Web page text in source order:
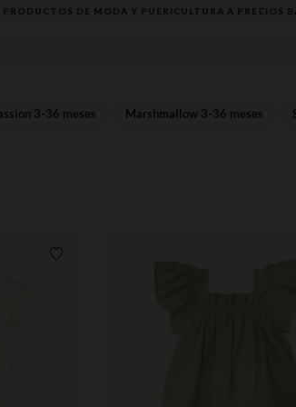
DE MODA Y PUERICULTURA A PRECIOS
3-36 meses Marshmallow 3-36 meses